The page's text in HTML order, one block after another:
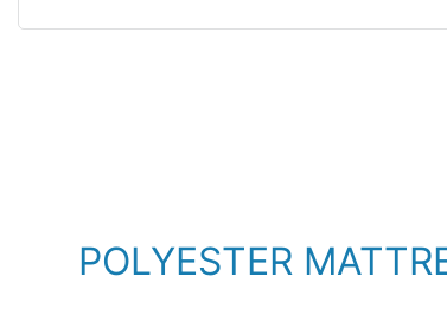
POLYESTER